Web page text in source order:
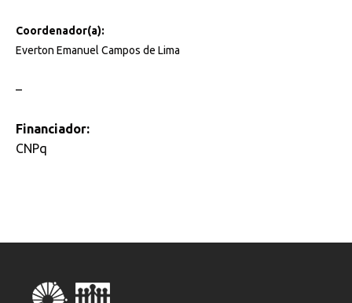
Coordenador(a):
Everton Emanuel Campos de Lima
–
Financiador:
CNPq